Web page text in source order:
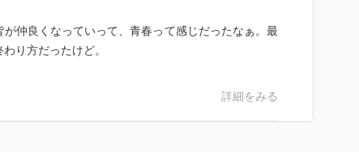
仲良くなっていって、青春って感じだったなぁ。最
り方だったけど。
詳細をみる